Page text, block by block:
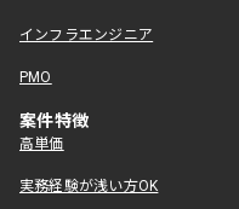
インフラエンジニア
PMO
案件特徴
高単価
実務経験が浅い方OK